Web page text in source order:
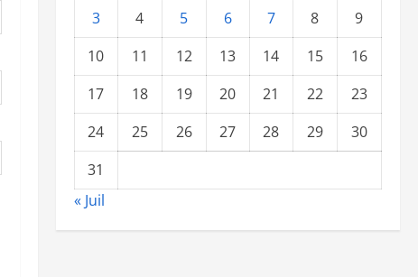
3
4 5 6 7 8
9
10
11 12 13 14 15
16
17
18 19 20 21 22
23
24
25 26 27 28 29
30
31
« Juil